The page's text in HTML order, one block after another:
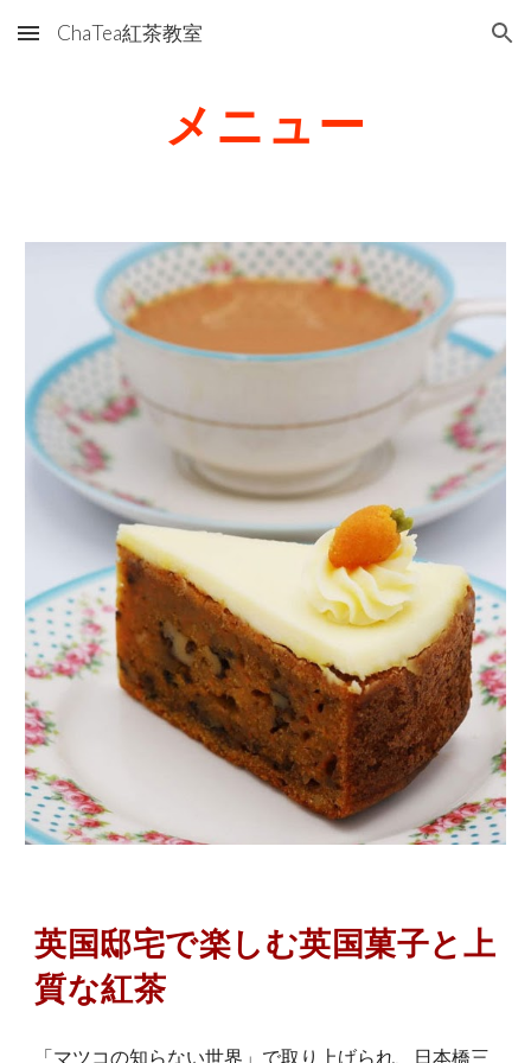
Skip to main content Skip to navigation
ChaTea紅茶教室
メニュー
英国邸宅で楽しむ英国菓子と上
質な紅茶
「マツコの知らない世界」で取り上げられ、日本橋三